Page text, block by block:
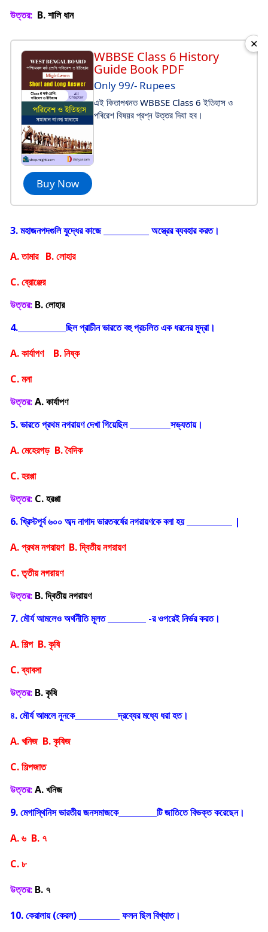
উত্তর: B. শালি ধান
Buy Now
WBBSE Class 6 History
Guide Book PDF
Only 99/- Rupees
এই কিতাপখনত WBBSE Class 6 ইতিহাস ও
পৰিৱেশ বিষয়র প্রশ্ন উত্তর দিযা হব।
✕
3. মহাজনপদগুলি যুদ্ধের কাজে
অস্ত্রের ব্যবহার করত।
A. তামার B. লোহার
C. ব্রোঞ্জের
উত্তর: B. লোহার
4.
ছিল প্রাচীন ভারতে বহু প্রচলিত এক ধরনের মুদ্রা।
A. কার্যাপণ B. নিষ্ক
C. মনা
উত্তর:A. কার্যাপণ
5. ভারতে প্রথম নগরায়ণ দেখা গিয়েছিল
সভ্যতায়।
A. মেহেরগড় B. বৈদিক
C. হরপ্পা
উত্তর: C. হরপ্পা
6. খ্রিস্টপূর্ব ৬০০ অব্দ নাগাদ ভারতবর্ষের নগরায়ণকে বলা হয়
|
A. প্রথম নগরায়ণ B. দ্বিতীয় নগরায়ণ
C. তৃতীয় নগরায়ণ
উত্তর: B. দ্বিতীয় নগরায়ণ
7. মৌর্য আমলেও অর্থনীতি মূলত
-র ওপরেই নির্ভর করত।
A. শিল্প B. কৃষি
C. ব্যাবসা
উত্তর: B. কৃষি
৪. মৌর্য আমলে নুনকে
দ্রব্যের মধ্যে ধরা হত।
A. খনিজ B. কৃষিজ
C. শিল্পজাত
উত্তর:A. খনিজ
9. মেগাস্থিনিস ভারতীয় জনসমাজকে
টি জাতিতে বিভক্ত করেছেন।
A. ৬ B. ৭
C. ৮
উত্তর: B. ৭
10. কেরালায় (কেরল)
ফলন ছিল বিখ্যাত।